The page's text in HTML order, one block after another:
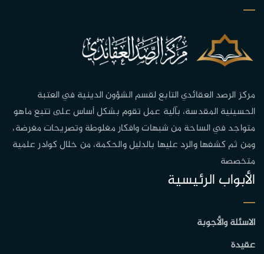
مركز الرصد العقائدي التابع لقسم الشؤون الدينية في العتبة
الحسينية المقدسة، بآلية عمل تقوم بشكل أساس على تتبع ماهو
متواجد في الساحة من شبهات وافكار مغلوطة وتصريحات مغرضة،
ومن ثم كشفها والرد عليها بالدليل والحكمة، من خلال كوادر علمية
متخصصة
الأبواب الرئيسية
الاسئلة والأجوبة
عقيدة